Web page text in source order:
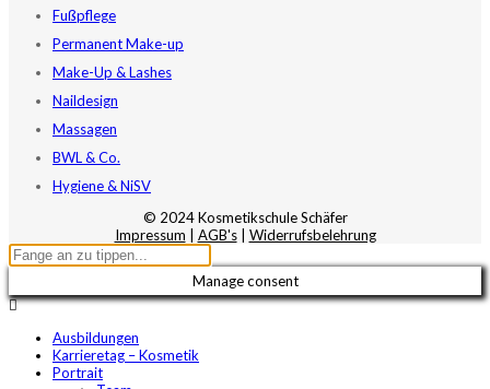
Fußpflege
Permanent Make-up
Make-Up & Lashes
Naildesign
Massagen
BWL & Co.
Hygiene & NiSV
© 2024 Kosmetikschule Schäfer
Impressum
AGB's| Widerrufsbelehrung
Manage consent
Ausbildungen
Karrieretag – Kosmetik
Portrait